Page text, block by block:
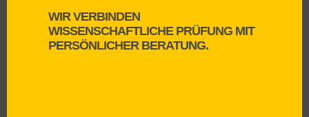
WIR VERBINDEN
WISSENSCHAFTLICHE PRÜFUNG MIT
PERSÖNLICHER BERATUNG.